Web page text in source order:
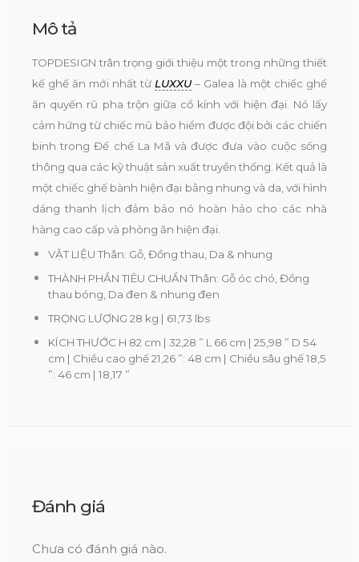
Mô tả
TOPDESIGN trân trọng giới thiệu một trong những thiết
kế ghế ăn mới nhất từ LUXXU– Galea là một chiếc ghế
ăn quyến rũ pha trộn giữa cổ kính với hiện đại. Nó lấy
cảm hứng từ chiếc mũ bảo hiểm được đội bởi các chiến
binh trong Đế chế La Mã và được đưa vào cuộc sống
thông qua các kỹ thuật sản xuất truyền thống. Kết quả là
một chiếc ghế bành hiện đại bằng nhung và da, với hình
dáng thanh lịch đảm bảo nó hoàn hảo cho các nhà
hàng cao cấp và phòng ăn hiện đại.
VẬT LIỆU Thân: Gỗ, Đồng thau, Da & nhung
THÀNH PHẦN TIÊU CHUẨN Thân: Gỗ óc chó, Đồng
thau bóng, Da đen & nhung đen
TRỌNG LƯỢNG 28 kg | 61,73 lbs
KÍCH THƯỚC H 82 cm | 32,28 ” L 66 cm | 25,98 ” D 54
cm | Chiều cao ghế 21,26 ”: 48 cm | Chiều sâu ghế 18,5
”: 46 cm | 18,17 ”
Đánh giá
Chưa có đánh giá nào.